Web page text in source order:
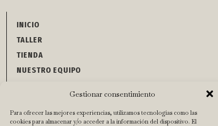
Abrir barra de herramientasGestionar consentimiento
Para ofrecer las mejores experiencias, utilizamos tecnologías como las
cookies para almacenar y/o acceder a la información del dispositivo. El
INICIO
TALLER
TIENDA
NUESTRO EQUIPO
Aviso Legal|Política de privacidad|Política de cookies|Términos y
condiciones